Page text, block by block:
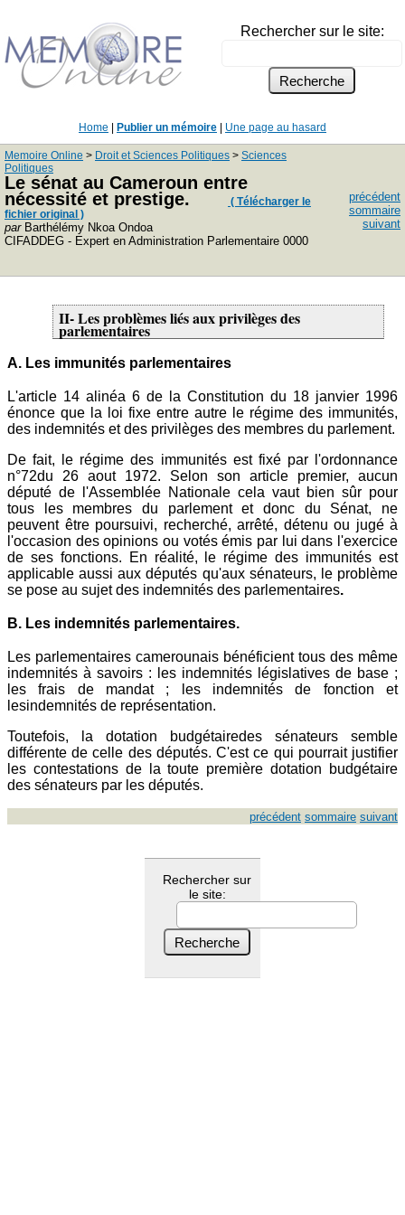
Rechercher sur le site:
Home Publier un mémoire Une page au hasard
Memoire Online > Droit et Sciences Politiques > Sciences
Politiques
Le sénat au Cameroun entre
nécessité et prestige.
( Télécharger le
fichier original )
parBarthélémy Nkoa Ondoa
CIFADDEG - Expert en Administration Parlementaire 0000
précédent
sommaire
suivant
II- Les problèmes liés aux privilèges des
parlementaires
A. Les immunités parlementaires
L'article 14 alinéa 6 de la Constitution du 18 janvier 1996
énonce que la loi fixe entre autre le régime des immunités,
des indemnités et des privilèges des membres du parlement.
De fait, le régime des immunités est fixé par l'ordonnance
n°72du 26 aout 1972. Selon son article premier, aucun
député de l'Assemblée Nationale cela vaut bien sûr pour
tous les membres du parlement et donc du Sénat, ne
peuvent être poursuivi, recherché, arrêté, détenu ou jugé à
l'occasion des opinions ou votés émis par lui dans l'exercice
de ses fonctions. En réalité, le régime des immunités est
applicable aussi aux députés qu'aux sénateurs, le problème
se pose au sujet des indemnités des parlementaires.
B. Les indemnités parlementaires.
Les parlementaires camerounais bénéficient tous des même
indemnités à savoirs : les indemnités législatives de base ;
les frais de mandat ; les indemnités de fonction et
lesindemnités de représentation.
Toutefois, la dotation budgétairedes sénateurs semble
différente de celle des députés. C'est ce qui pourrait justifier
les contestations de la toute première dotation budgétaire
des sénateurs par les députés.
précédent sommaire suivant
Rechercher sur
le site: